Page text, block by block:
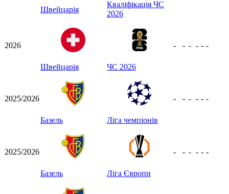
Швейцарія
Кваліфікація ЧС
2026
2026
Швейцарія ЧС 2026
- - - - - -
2025/2026
Базель Ліга чемпіонів
- - - - - -
2025/2026
Базель Ліга Європи
- - - - - -